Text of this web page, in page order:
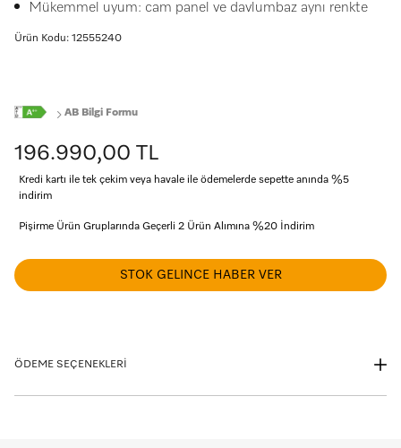
Mükemmel uyum: cam panel ve davlumbaz aynı renkte
Ürün Kodu: 12555240
AB Bilgi Formu
196.990,00 TL
Kredi kartı ile tek çekim veya havale ile ödemelerde sepette anında %5
indirim
Pişirme Ürün Gruplarında Geçerli 2 Ürün Alımına %20 İndirim
STOK GELINCE HABER VER
ÖDEME SEÇENEKLERİ